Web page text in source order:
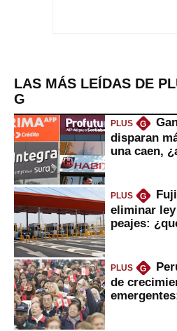
LAS MÁS LEÍDAS DE
G
PLUS G
disparan
una caen,
PLUS G
eliminar
peajes:
PLUS G
de